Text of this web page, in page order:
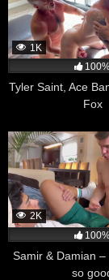
1K
Tyler Saint, Ace
Fox
2K
Samir & Damian
so